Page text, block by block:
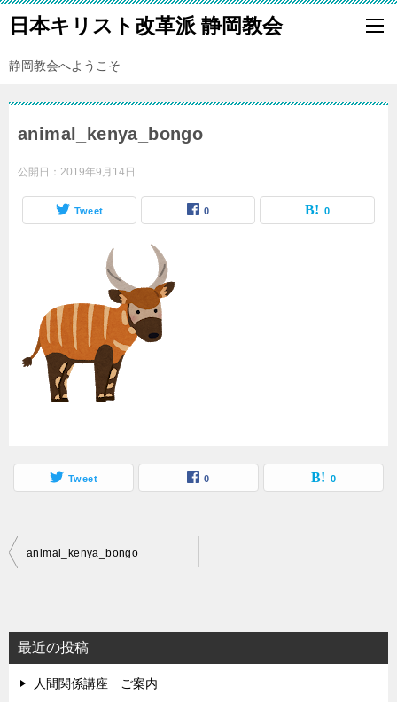
日本キリスト改革派 静岡教会
静岡教会へようこそ
animal_kenya_bongo
公開日： 2019年9月14日
Tweet 0 0
Tweet 0 0
投
ビ
ゲ
ー
animal_kenya_bongo
最近の投稿
人間関係講座 ご案内